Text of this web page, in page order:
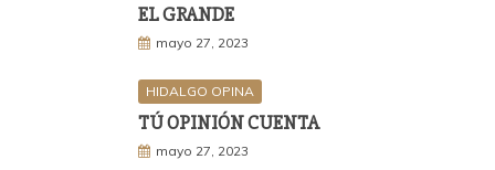
EL GRANDE
mayo 27, 2023
HIDALGO OPINA
TÚ OPINIÓN CUENTA
mayo 27, 2023